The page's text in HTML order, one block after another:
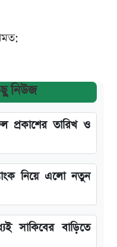
নিউজ
তারিখ ও
নিয়ে এলো নতুন
সাকিবের বাড়িতে